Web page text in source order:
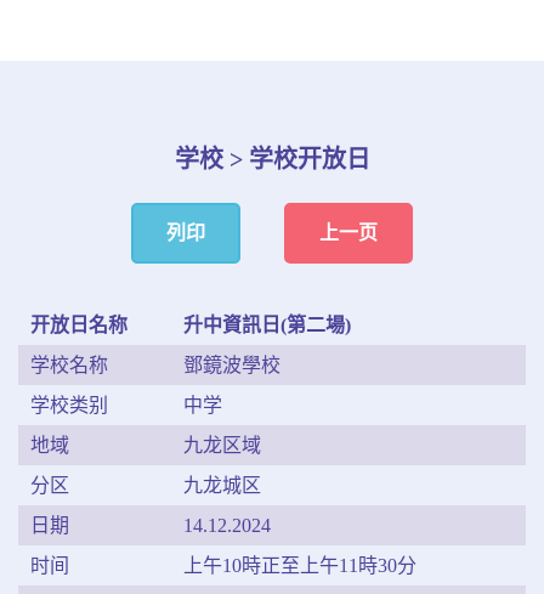
学校 > 学校开放日
列印 上一页
开放日名称
升中資訊日(第二場)
学校名称
鄧鏡波學校
学校类别
中学
地域
九龙区域
分区
九龙城区
日期
14.12.2024
时间
上午10時正至上午11時30分